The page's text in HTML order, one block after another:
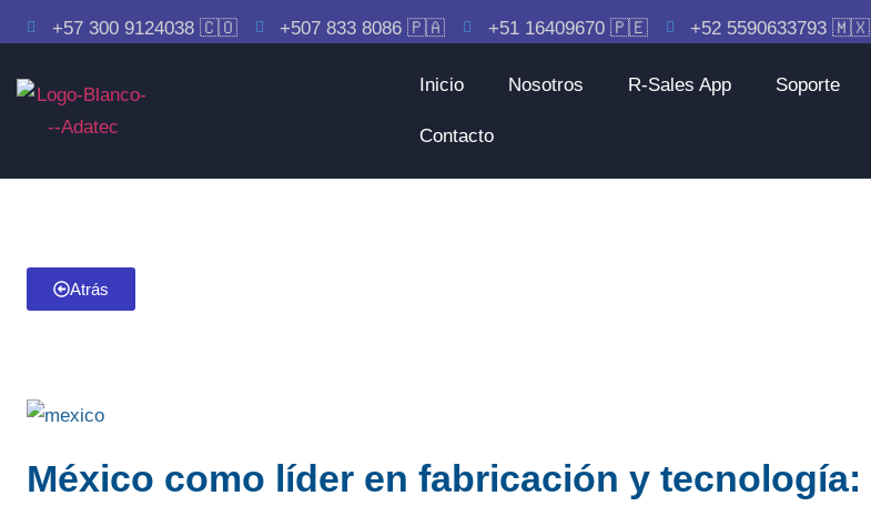
+57 300 9124038 🇨🇴 +507 833 8086 🇵🇦 +51 16409670 🇵🇪 +52 5590633793 🇲🇽
Inicio Nosotros R-Sales App Soporte
Contacto
Atrás
México como líder en fabricación y tecnología: